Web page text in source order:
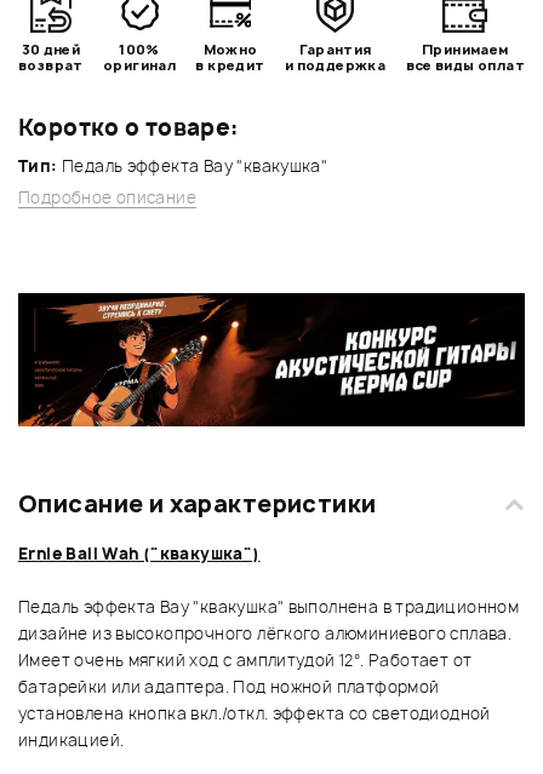
Коротко о товаре:
Тип: Педаль эффекта Вау "квакушка"
Подробное описание
30 дней
возврат
100%
оригинал
Можно
в кредит
Гарантия
и поддержка
Принимаем
все виды оплат
Описание и характеристики
Ernie Ball Wah ("квакушка")
Педаль эффекта Вау "квакушка" выполнена в традиционном
дизайне из высокопрочного лёгкого алюминиевого сплава.
Имеет очень мягкий ход с амплитудой 12°. Работает от
батарейки или адаптера. Под ножной платформой
установлена кнопка вкл./откл. эффекта со светодиодной
индикацией.